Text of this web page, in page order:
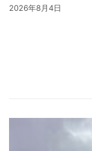
2026年8月4日